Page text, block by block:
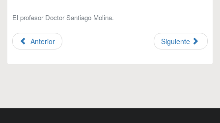
El profesor Doctor Santiago Molina.
Anterior Siguiente